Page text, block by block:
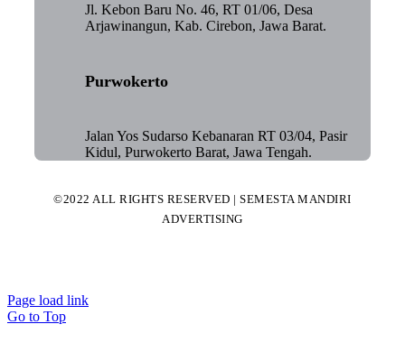
Jl. Kebon Baru No. 46, RT 01/06, Desa
Arjawinangun, Kab. Cirebon, Jawa Barat.
Purwokerto
Jalan Yos Sudarso Kebanaran RT 03/04, Pasir
Kidul, Purwokerto Barat, Jawa Tengah.
©2022 ALL RIGHTS RESERVED | SEMESTA MANDIRI
ADVERTISING
Page load link
Go to Top